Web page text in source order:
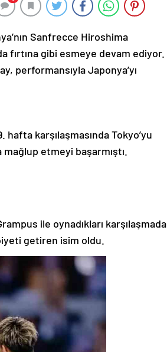
Sanfrecce Hiroshima
fırtına gibi esmeye devam ediyor.
performansıyla Japonya’yı
karşılaşmasında Tokyo’yu
mağlup etmeyi başarmıştı.
ile oynadıkları karşılaşmada
getiren isim oldu.